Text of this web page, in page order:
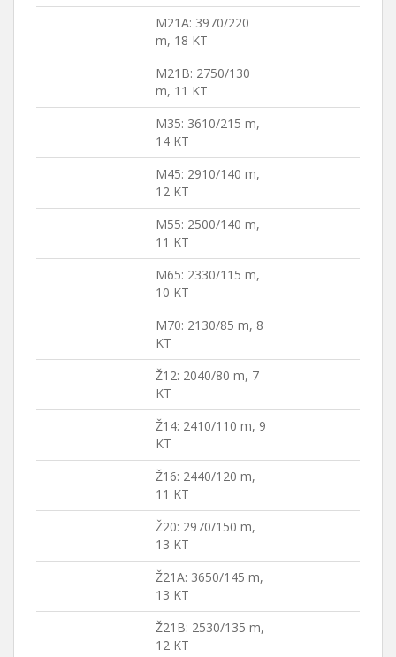
M21A: 3970/220
m, 18 KT
M21B: 2750/130
m, 11 KT
M35: 3610/215 m,
14 KT
M45: 2910/140 m,
12 KT
M55: 2500/140 m,
11 KT
M65: 2330/115 m,
10 KT
M70: 2130/85 m, 8
KT
Ž12: 2040/80 m, 7
KT
Ž14: 2410/110 m, 9
KT
Ž16: 2440/120 m,
11 KT
Ž20: 2970/150 m,
13 KT
Ž21A: 3650/145 m,
13 KT
Ž21B: 2530/135 m,
12 KT